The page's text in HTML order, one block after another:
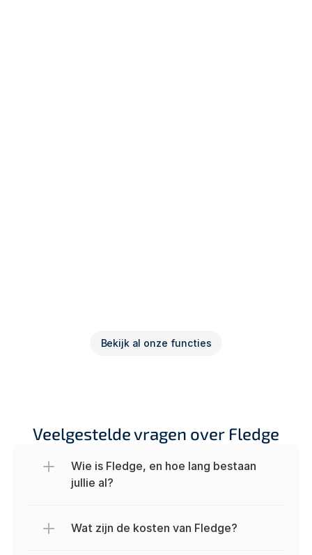
Bekijk al onze functies
Veelgestelde vragen over Fledge
Wie is Fledge, en hoe lang bestaan
jullie al?
Wat zijn de kosten van Fledge?